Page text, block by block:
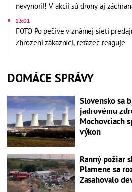
nevynoril! V akcii sú drony aj
13:01
FOTO Po pečive v známej sieti
Zhrození zákazníci, reťazec reaguje
DOMÁCE SPRÁVY
Slovensko sa
jadrovému
Mochovciach
výkon
Ranný požiar
Plamene sa
Zasahovalo